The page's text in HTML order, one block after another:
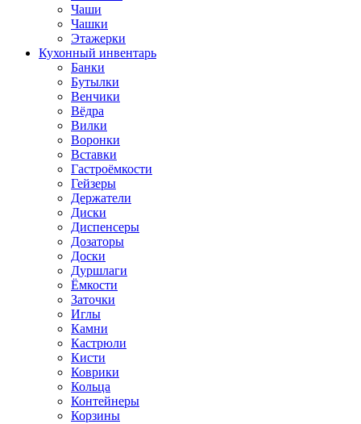
Чаши
Чашки
Этажерки
Кухонный инвентарь
Банки
Бутылки
Венчики
Вёдра
Вилки
Воронки
Вставки
Гастроёмкости
Гейзеры
Держатели
Диски
Диспенсеры
Дозаторы
Доски
Дуршлаги
Ёмкости
Заточки
Иглы
Камни
Кастрюли
Кисти
Коврики
Кольца
Контейнеры
Корзины